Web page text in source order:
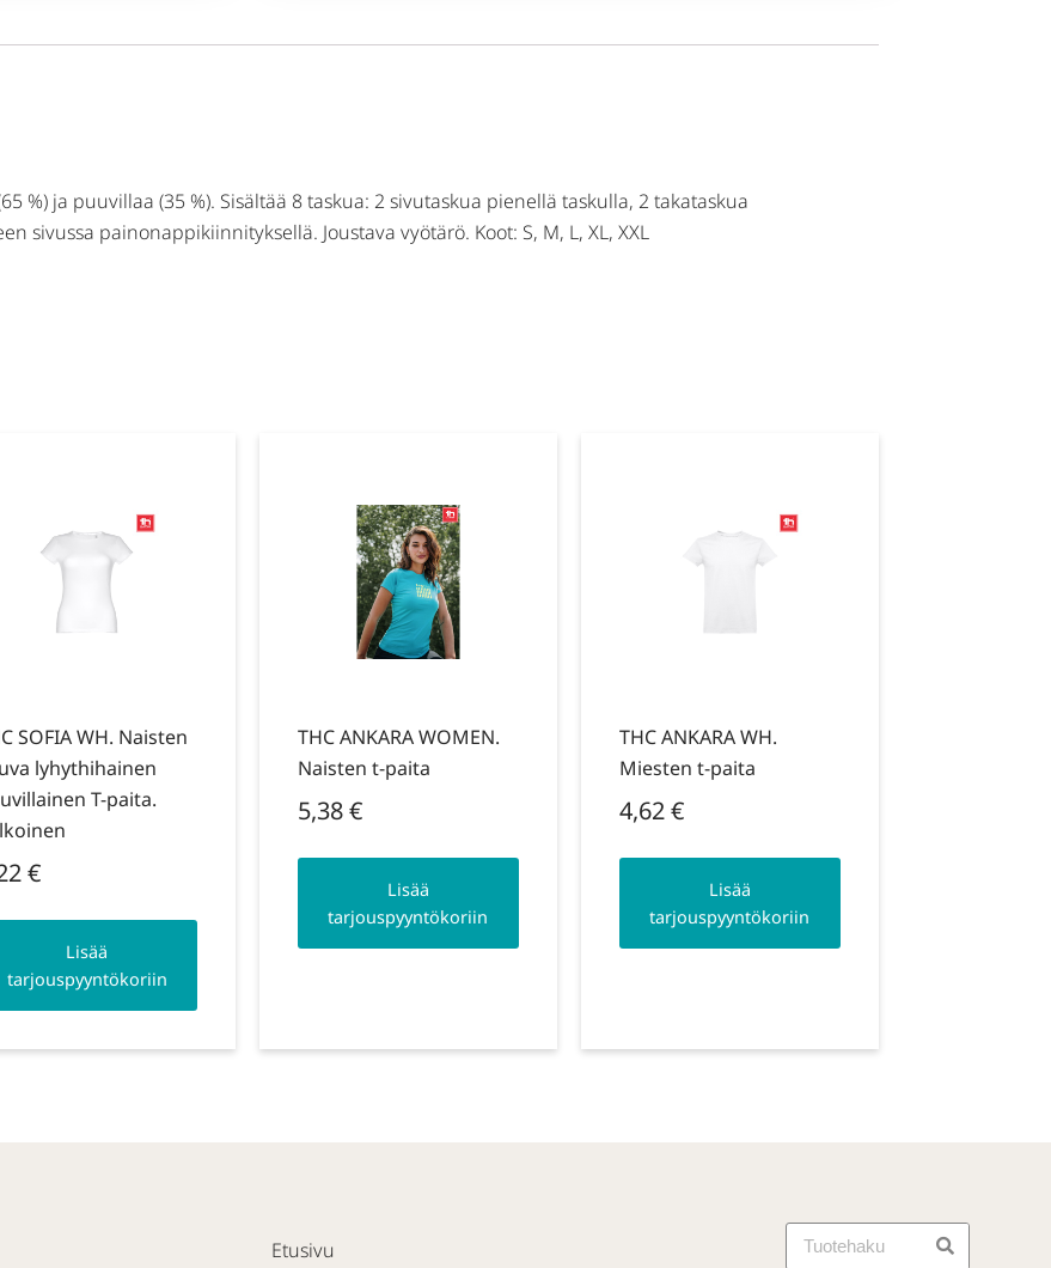
%) ja puuvillaa (35 %). Sisältää 8 taskua: 2 sivutaskua pienellä taskulla, 2 takataskua
sivussa painonappikiinnityksellä. Joustava vyötärö. Koot: S, M, L, XL, XXL
SOFIA WH. Naisten
lyhythihainen
T-paita.
€
Lisää
tarjouspyyntökoriin
THC ANKARA WOMEN.
Naisten t-paita
5,38€
Lisää
tarjouspyyntökoriin
THC ANKARA WH.
Miesten t-paita
4,62€
Lisää
tarjouspyyntökoriin
Etusivu